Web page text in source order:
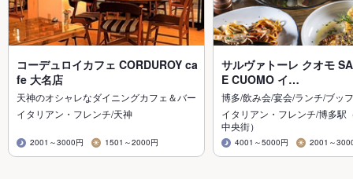
コーデュロイカフェ CORDUROY ca
fe 大名店
天神のオシャレなダイニングカフェ＆バー
イタリアン・フレンチ/天神
2001～3000円 1501～2000円
サルヴァトーレ クオモ
E CUOMO イ…
博多/飲み会/宴会/ランチ/ブッ
イタリアン・フレンチ/博多駅
中央街）
4001～5000円 2001～